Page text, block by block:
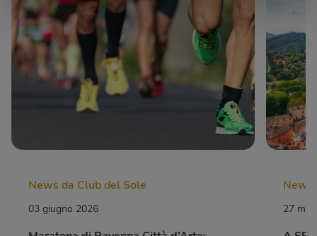
News da Club del Sole
03 giugno 2026
News
27